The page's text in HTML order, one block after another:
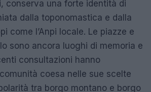
conserva una forte identità di
dalla toponomastica e dalla
come l’Anpi locale. Le piazze e
sono ancora luoghi di memoria e
consultazioni hanno
coesa nelle sue scelte
tra borgo montano e borgo